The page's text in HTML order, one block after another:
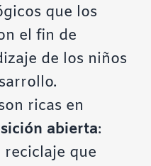
que los
el fin de
de los niños
ricas en
abierta:
que